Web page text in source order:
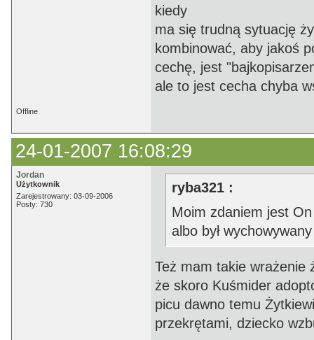
kiedy
ma się trudną sytuację
kombinować, aby jakoś
cechę, jest
ale to jest cecha chyba
Offline
24-01-2007 16:08:29
Jordan
Użytkownik
Zarejestrowany: 03-09-2006
Posty: 730
ryba321 :
Moim zdaniem jest
albo był
Też mam takie wrażenie
że skoro Kuśmider
picu dawno temu
przekrętami, dziecko